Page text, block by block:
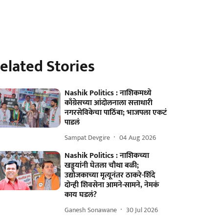
Stories
Nashik Politics : नाशिकमध्ये
काँग्रेसच्या आंदोलनाला सत्ताधारी
नगरसेविकेचा पाठिंबा; भाजपला एकटं
पाडलं
Sampat Devgire 04 Aug 2026
Nashik Politics : नाशिकच्या
खड्ड्यांनी घेतला चौथा बळी;
उद्योजकाच्या मृत्यूनंतर ठाकरे-शिंदे
दोन्ही शिवसेना आमने-सामने, नेमकं
काय घडलं?
Ganesh Sonawane 30 Jul 2026